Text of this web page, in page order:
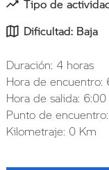
Tipo de
Dificultad: Baja
Duración: 4 horas
Hora de encuentro:
Hora de salida: 6:00
Punto de encuentro:
Kilometraje: 0 Km